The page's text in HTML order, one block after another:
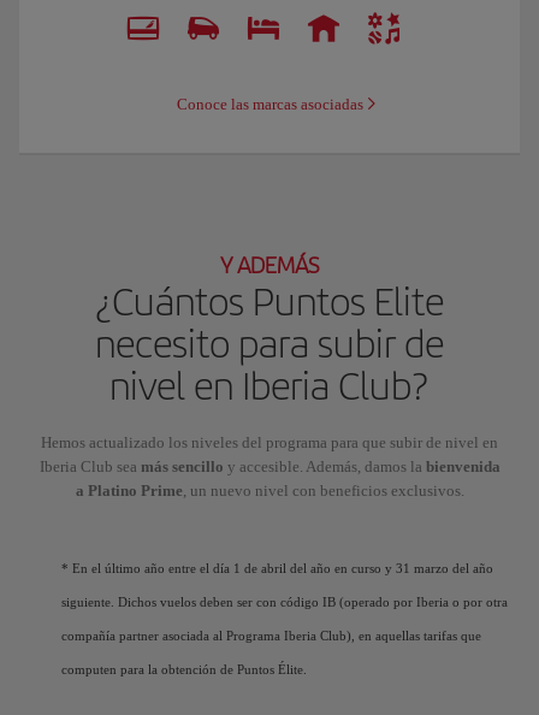
Conoce las marcas asociadas
Y ADEMÁS
¿Cuántos Puntos Elite
necesito para subir de
nivel en Iberia Club?
Hemos actualizado los niveles del programa para que subir de nivel en
Iberia Club sea más sencillo y accesible. Además, damos la bienvenida
a Platino Prime , un nuevo nivel con beneficios exclusivos.
* En el último año entre el día 1 de abril del año en curso y 31 marzo del año
siguiente. Dichos vuelos deben ser con código IB (operado por Iberia o por otra
compañía partner asociada al Programa Iberia Club), en aquellas tarifas que
computen para la obtención de Puntos Élite.